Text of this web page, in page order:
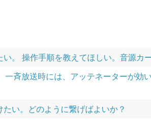
。 操作手順を教えてほしい。音源カ
一斉放送時には、アッテネーターが効
い。どのように繋げばよいか？